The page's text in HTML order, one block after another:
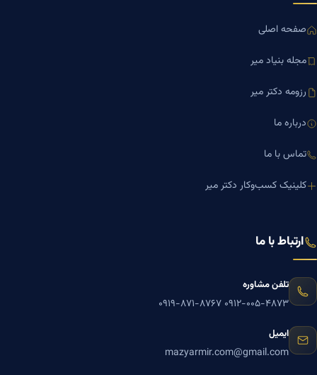
صفحه اصلی
مجله بنیاد میر
رزومه دکتر میر
درباره ما
تماس با ما
کلینیک کسب‌وکار دکتر میر
ارتباط با ما
تلفن مشاوره
۰۹۱۲-۰۰۵-۴۸۷۳ ۰۹۱۹-۸۷۱-۸۷۶۷
ایمیل
mazyarmir.com@gmail.com